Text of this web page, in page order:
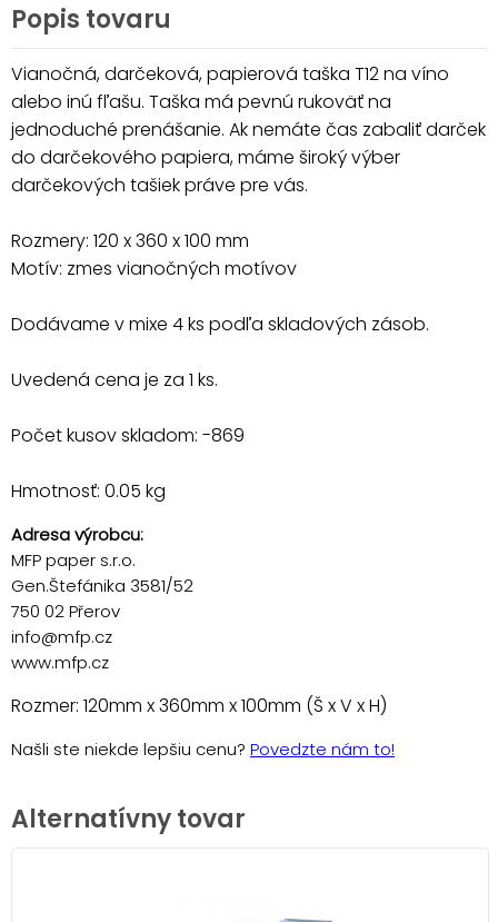
Popis tovaru
Vianočná, darčeková, papierová taška T12 na víno
alebo inú fľašu. Taška má pevnú rukoväť na
jednoduché prenášanie. Ak nemáte čas zabaliť darček
do darčekového papiera, máme široký výber
darčekových tašiek práve pre vás.
Rozmery: 120 x 360 x 100 mm
Motív: zmes vianočných motívov
Dodávame v mixe 4 ks podľa skladových zásob.
Uvedená cena je za 1 ks.
Počet kusov skladom: -869
Hmotnosť: 0.05 kg
Adresa výrobcu:
MFP paper s.r.o.
Gen.Štefánika 3581/52
750 02 Přerov
info@mfp.cz
www.mfp.cz
Rozmer: 120mm x 360mm x 100mm (Š x V x H)
Našli ste niekde lepšiu cenu? Povedzte nám to!
Alternatívny tovar